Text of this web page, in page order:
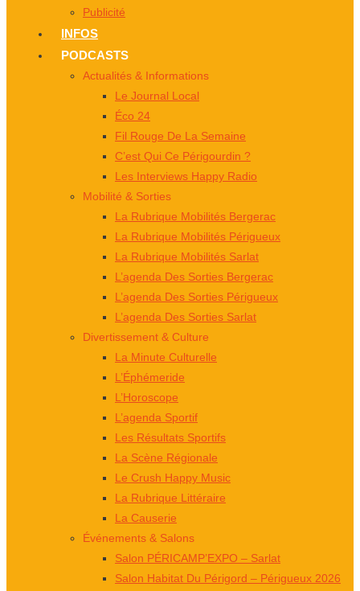
Publicité
INFOS
PODCASTS
Actualités & Informations
Le Journal Local
Éco 24
Fil Rouge De La Semaine
C’est Qui Ce Périgourdin ?
Les Interviews Happy Radio
Mobilité & Sorties
La Rubrique Mobilités Bergerac
La Rubrique Mobilités Périgueux
La Rubrique Mobilités Sarlat
L’agenda Des Sorties Bergerac
L’agenda Des Sorties Périgueux
L’agenda Des Sorties Sarlat
Divertissement & Culture
La Minute Culturelle
L’Éphémeride
L’Horoscope
L’agenda Sportif
Les Résultats Sportifs
La Scène Régionale
Le Crush Happy Music
La Rubrique Littéraire
La Causerie
Événements & Salons
Salon PÉRICAMP’EXPO – Sarlat
Salon Habitat Du Périgord – Périgueux 2026